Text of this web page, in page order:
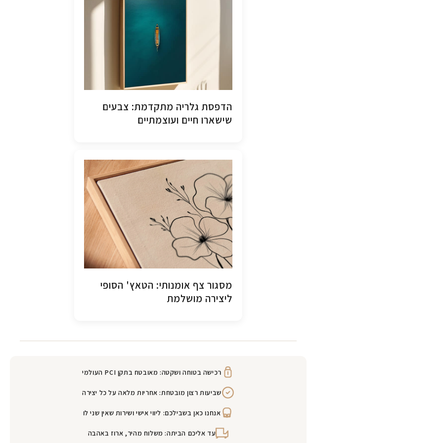
הדפסת גלריה מתקדמת: צבעים
שישארו חיים ועוצמתיים
מסגור צף אומנותי: הטאץ' הסופי
ליצירה מושלמת
רכישה בטוחה ושקטה: מאובטח בתקן PCI העולמי
שביעות רצון מובטחת: אחריות מלאה על כל יצירה
אנחנו כאן בשבילכם: ליווי אישי ושירות שאין שני לו
עד אליכם הביתה: משלוח מהיר, ארוז באהבה